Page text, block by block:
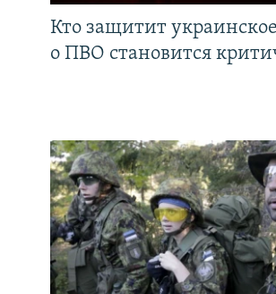
Кто защитит
о ПВО становится